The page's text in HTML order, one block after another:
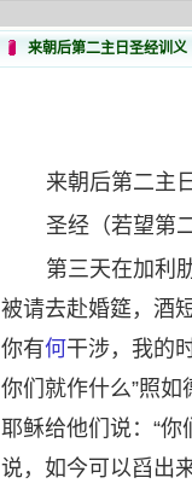
来朝后第二主日圣经训义
来朝后第二主
圣经（若望第
第三天在加利
被请去赴婚筵，酒
你有何干涉，我的
你们就作什么”照
耶稣给他们说：“
说，如今可以舀出